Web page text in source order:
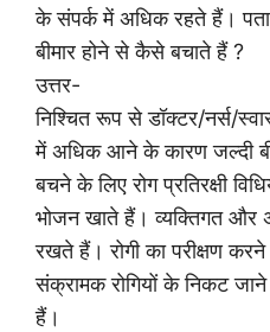
के संपर्क में अधिक रहते हैं।
बीमार होने से कैसे बचाते हैं ?
उत्तर-
निश्चित रूप से डॉक्टर/नर्स/
में अधिक आने के कारण जल्दी
बचने के लिए रोग प्रतिरक्षी
भोजन खाते हैं। व्यक्तिगत और
रखते हैं। रोगी का परीक्षण
संक्रामक रोगियों के निकट
हैं।